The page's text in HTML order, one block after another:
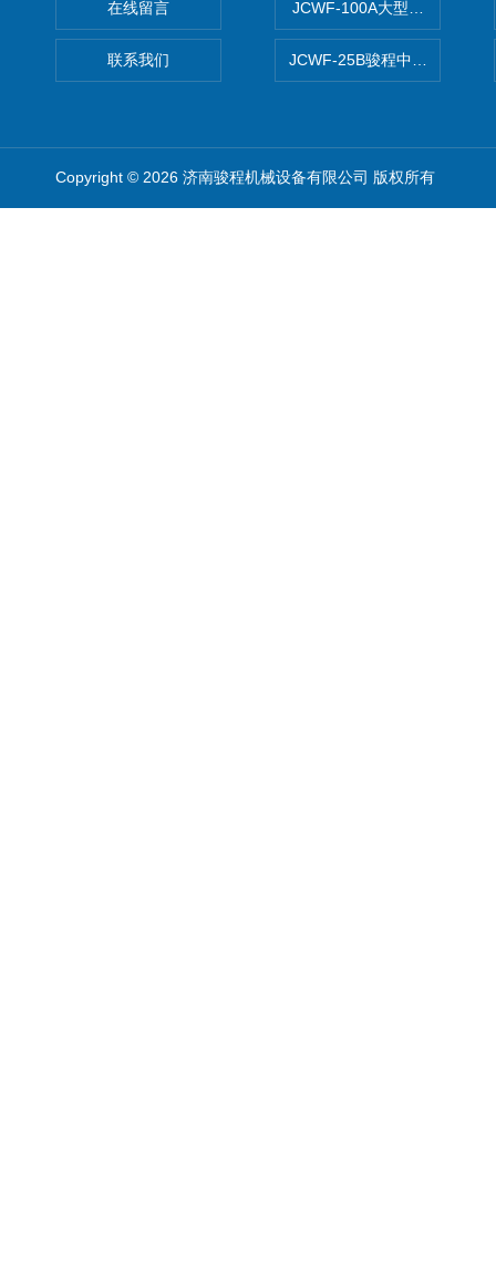
在线留言
联系我们
JCWF-100A大型中药材超微
JCWF-25B骏程中草药超细粉
Copyright © 2026 济南骏程机械设备有限公司 版权所有